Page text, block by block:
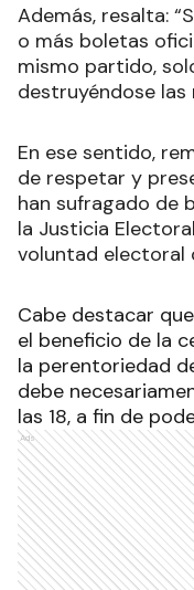
Además, resalta:
o más boletas
mismo partido,
destruyéndose las
En ese sentido,
de respetar y
han sufragado de
la Justicia
voluntad electoral
Cabe destacar
el beneficio de la
la perentoriedad
debe
las 18, a fin de
Ads